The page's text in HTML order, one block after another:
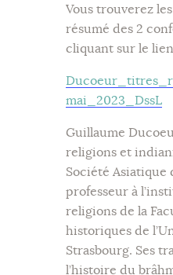
Vous trouverez
résumé des 2
cliquant sur le
mai_2023_DssL
Guillaume
religions et
Société Asiatique
professeur à
religions de la
historiques de
Strasbourg. Ses
l’histoire du